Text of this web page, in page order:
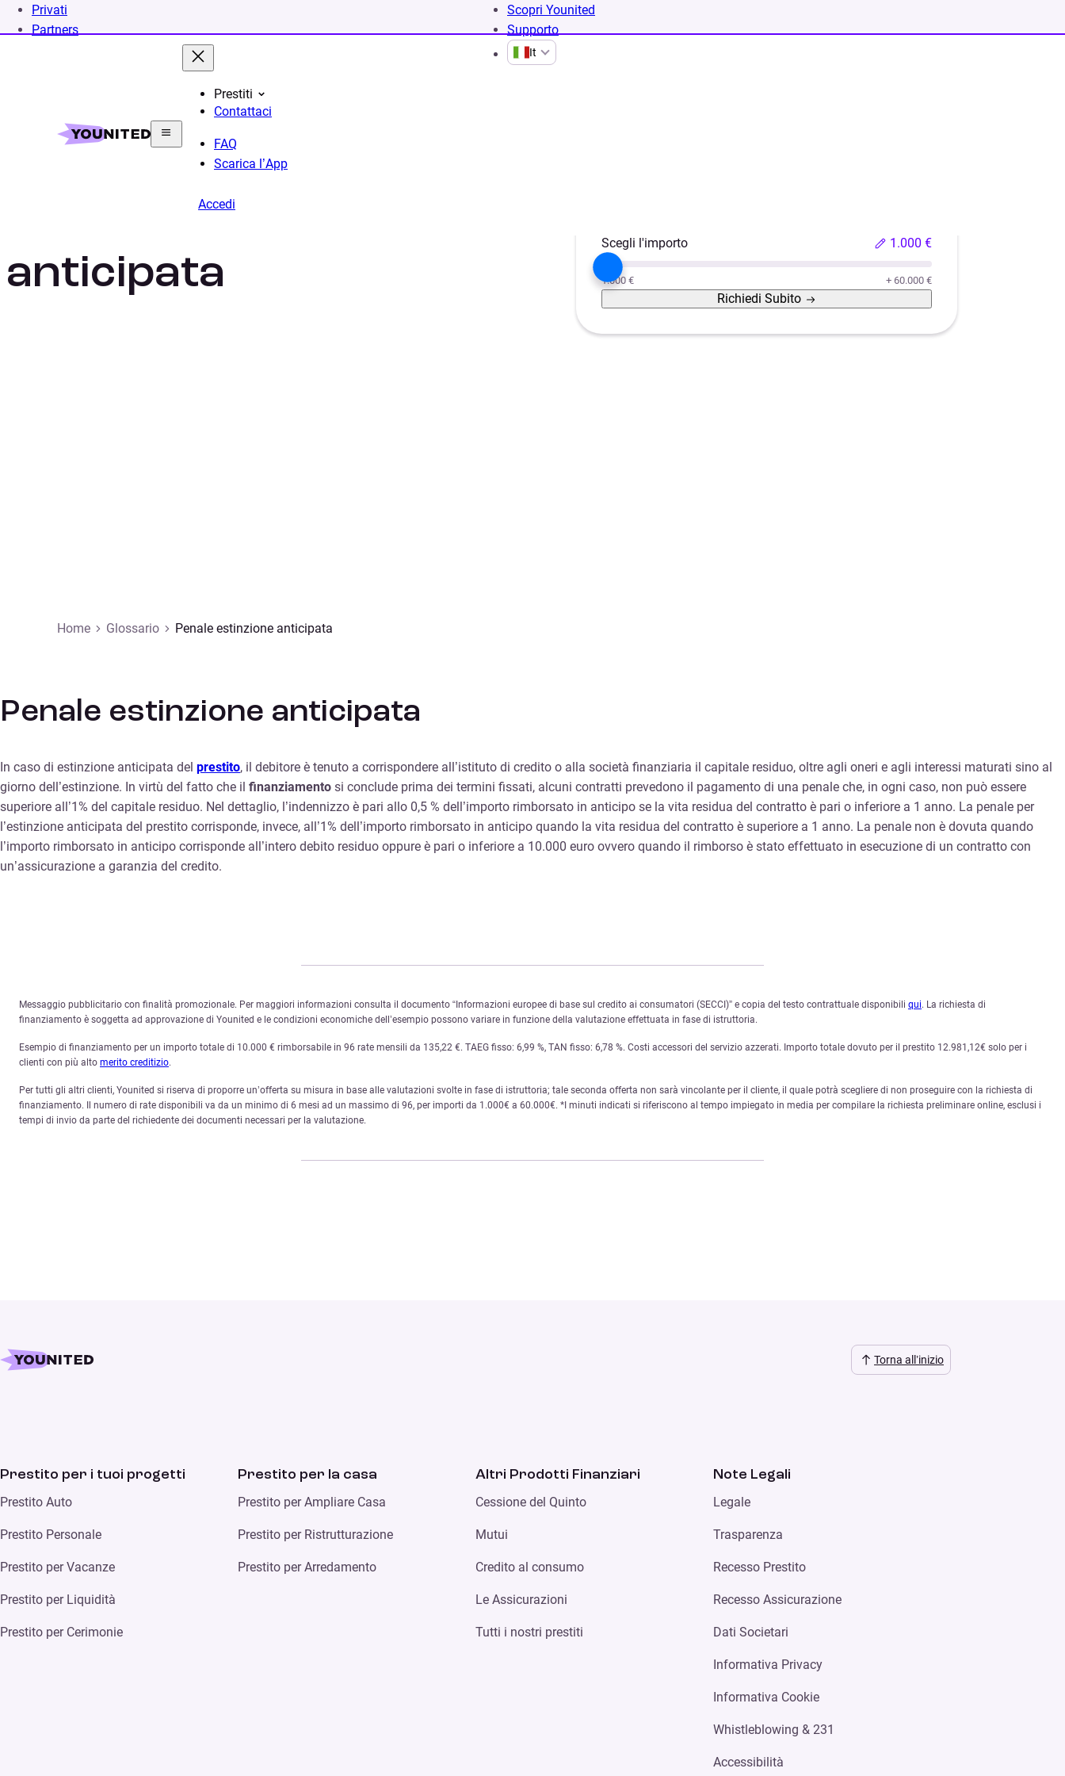
Privati
Partners
Scopri Younited
Supporto
It
Prestiti
Contattaci
FAQ
Scarica l’App
Accedi
Penale estinzione
anticipata
Scegli l'importo
1.000 €
1.000 € + 60.000 €
Richiedi Subito
Home Glossario Penale estinzione anticipata
Penale estinzione anticipata
In caso di estinzione anticipata del prestito, il debitore è tenuto a corrispondere all’istituto di credito o alla società finanziaria il capitale residuo, oltre agli oneri e agli interessi maturati sino al
giorno dell’estinzione. In virtù del fatto che il finanziamento si conclude prima dei termini fissati, alcuni contratti prevedono il pagamento di una penale che, in ogni caso, non può essere
superiore all’1% del capitale residuo. Nel dettaglio, l’indennizzo è pari allo 0,5 % dell’importo rimborsato in anticipo se la vita residua del contratto è pari o inferiore a 1 anno. La penale per
l’estinzione anticipata del prestito corrisponde, invece, all’1% dell’importo rimborsato in anticipo quando la vita residua del contratto è superiore a 1 anno. La penale non è dovuta quando
l’importo rimborsato in anticipo corrisponde all’intero debito residuo oppure è pari o inferiore a 10.000 euro ovvero quando il rimborso è stato effettuato in esecuzione di un contratto con
un’assicurazione a garanzia del credito.
Messaggio pubblicitario con finalità promozionale. Per maggiori informazioni consulta il documento “Informazioni europee di base sul credito ai consumatori (SECCI)” e copia del testo contrattuale disponibili qui. La richiesta di
finanziamento è soggetta ad approvazione di Younited e le condizioni economiche dell’esempio possono variare in funzione della valutazione effettuata in fase di istruttoria.
Esempio di finanziamento per un importo totale di 10.000 € rimborsabile in 96 rate mensili da 135,22 €. TAEG fisso: 6,99 %, TAN fisso: 6,78 %. Costi accessori del servizio azzerati. Importo totale dovuto per il prestito 12.981,12€ solo per i
clienti con più alto merito creditizio.
Per tutti gli altri clienti, Younited si riserva di proporre un’offerta su misura in base alle valutazioni svolte in fase di istruttoria; tale seconda offerta non sarà vincolante per il cliente, il quale potrà scegliere di non proseguire con la richiesta di
finanziamento. Il numero di rate disponibili va da un minimo di 6 mesi ad un massimo di 96, per importi da 1.000€ a 60.000€. *I minuti indicati si riferiscono al tempo impiegato in media per compilare la richiesta preliminare online, esclusi i
tempi di invio da parte del richiedente dei documenti necessari per la valutazione.
Torna all’inizio
Prestito per i tuoi progetti
Prestito Auto
Prestito Personale
Prestito per Vacanze
Prestito per Liquidità
Prestito per Cerimonie
Prestito per la casa
Prestito per Ampliare Casa
Prestito per Ristrutturazione
Prestito per Arredamento
Altri Prodotti Finanziari
Cessione del Quinto
Mutui
Credito al consumo
Le Assicurazioni
Tutti i nostri prestiti
Note Legali
Legale
Trasparenza
Recesso Prestito
Recesso Assicurazione
Dati Societari
Informativa Privacy
Informativa Cookie
Whistleblowing & 231
Accessibilità